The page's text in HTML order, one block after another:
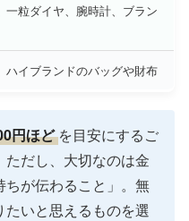
一粒ダイヤ、腕時計、ブラン
ハイブランドのバッグや財布
円ほど を目安にするご
だし、大切なのは金
が伝わること」。無
いと思えるものを選